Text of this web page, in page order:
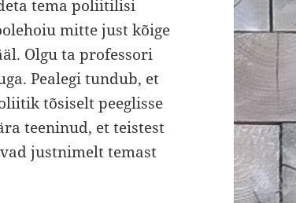
tema poliitilisi
mitte just kõige
Olgu ta professori
Pealegi tundub, et
tõsiselt peeglisse
teeninud, et teistest
justnimelt temast